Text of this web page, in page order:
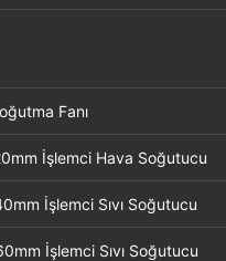
Fanı
İşlemci Hava Soğutucu
İşlemci Sıvı Soğutucu
İşlemci Sıvı Soğutucu